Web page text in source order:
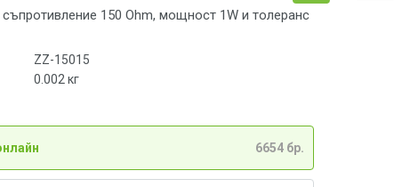
150 Ohm, мощност 1W и толеранс
ZZ-15015
0.002 кг
6654 бр.